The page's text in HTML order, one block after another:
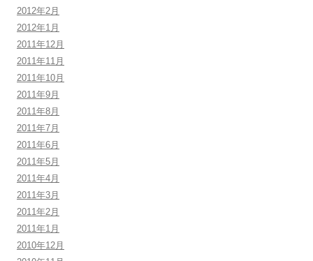
2012年2月
2012年1月
2011年12月
2011年11月
2011年10月
2011年9月
2011年8月
2011年7月
2011年6月
2011年5月
2011年4月
2011年3月
2011年2月
2011年1月
2010年12月